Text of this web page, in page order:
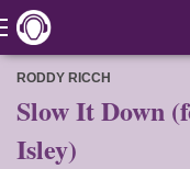
RODDY RICCH
Slow It Down
Isley)